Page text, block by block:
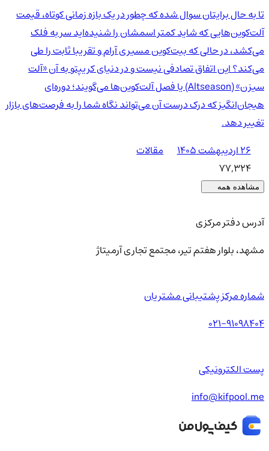
تا به حال برایتان سوال شده که چطور در یک بازه زمانی کوتاه، قیمت
آلت‌کوین‌هایی که شاید کمتر اسمشان را شنیده‌اید سر به فلک
می‌کشد، در حالی که بیت‌کوین مسیری آرام و تقریبا ثابت را طی
می‌کند؟ این اتفاق تصادفی نیست و در دنیای کریپتو به آن «آلت
سیزن» (Altseason) یا فصل آلت‌کوین‌ها می‌گویند؛ دوره‌ای
هیجان‌انگیز که درک درست آن می‌تواند نگاه شما را به فرصت‌های بازار
تغییر دهد.
۲۶ اردیبهشت ۱۴۰۵
مقالات
77,324
مشاهده همه
آدرس دفتر مرکزی
مشهد، بلوار هفتم تیر، مجتمع تجاری آرمیتاژ
شماره مرکز پشتیبانی مشتریان
021-91098404
پست الکترونیکی
info@kifpool.me